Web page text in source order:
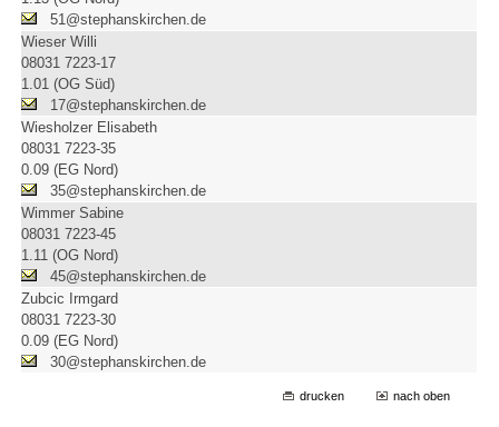
51@stephanskirchen.de
Wieser Willi
08031 7223-17
1.01 (OG Süd)
17@stephanskirchen.de
Wiesholzer Elisabeth
08031 7223-35
0.09 (EG Nord)
35@stephanskirchen.de
Wimmer Sabine
08031 7223-45
1.11 (OG Nord)
45@stephanskirchen.de
Zubcic Irmgard
08031 7223-30
0.09 (EG Nord)
30@stephanskirchen.de
drucken nach oben